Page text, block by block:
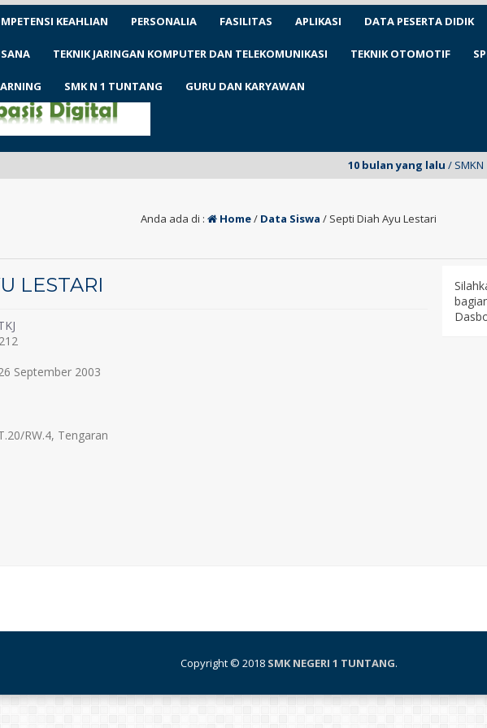
KEAHLIAN PERSONALIA FASILITAS APLIKASI DATA PESERTA DIDIK
TEKNIK JARINGAN KOMPUTER DAN TELEKOMUNIKASI TEKNIK OTOMOTIF
SMK N 1 TUNTANG GURU DAN KARYAWAN
10 bulan yang lalu / SMKN 1
Anda ada di : Home/ Data Siswa / Septi Diah Ayu Lestari
LESTARI
September 2003
RW.4, Tengaran
Copyright © 2018 SMK NEGERI 1 TUNTANG.